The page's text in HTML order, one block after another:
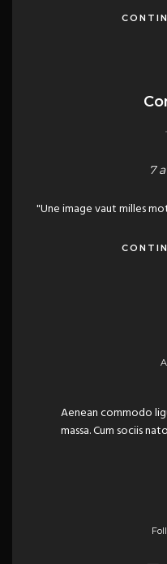
7
"Une image vaut milles
Aenean commodo
massa. Cum sociis